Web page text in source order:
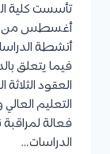
تأسست كلية
أنشطة
فيما يتعلق
العقود
التعليم
فعالة
الدراسات…